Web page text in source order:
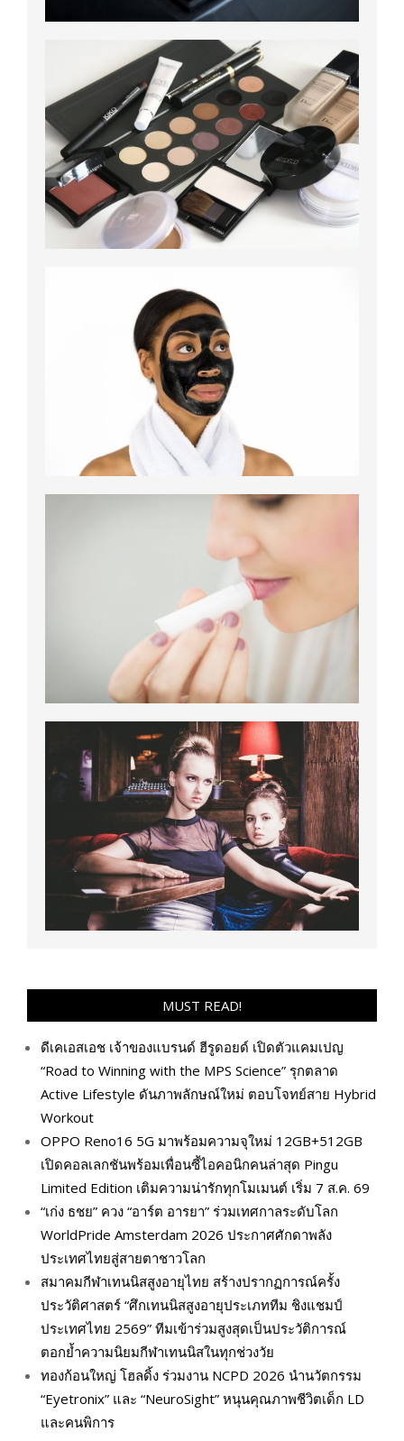
MUST READ!
ดีเคเอสเอช เจ้าของแบรนด์ ฮีรูดอยด์ เปิดตัวแคมเปญ
“Road to Winning with the MPS Science” รุกตลาด
Active Lifestyle ดันภาพลักษณ์ใหม่ ตอบโจทย์สาย Hybrid
Workout
OPPO Reno16 5G มาพร้อมความจุใหม่ 12GB+512GB
เปิดคอลเลกชันพร้อมเพื่อนซี้ไอคอนิกคนล่าสุด Pingu
Limited Edition เติมความน่ารักทุกโมเมนต์ เริ่ม 7 ส.ค. 69
“เก่ง ธชย” ควง “อาร์ต อารยา” ร่วมเทศกาลระดับโลก
WorldPride Amsterdam 2026 ประกาศศักดาพลัง
ประเทศไทยสู่สายตาชาวโลก
สมาคมกีฬาเทนนิสสูงอายุไทย สร้างปรากฏการณ์ครั้ง
ประวัติศาสตร์ “ศึกเทนนิสสูงอายุประเภททีม ชิงแชมป์
ประเทศไทย 2569” ทีมเข้าร่วมสูงสุดเป็นประวัติการณ์
ตอกย้ำความนิยมกีฬาเทนนิสในทุกช่วงวัย
ทองก้อนใหญ่ โฮลดิ้ง ร่วมงาน NCPD 2026 นำนวัตกรรม
“Eyetronix” และ “NeuroSight” หนุนคุณภาพชีวิตเด็ก LD
และคนพิการ